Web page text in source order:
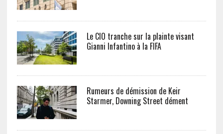
Le CIO tranche sur la plainte visant
Gianni Infantino à la FIFA
Rumeurs de démission de Keir
Starmer, Downing Street dément